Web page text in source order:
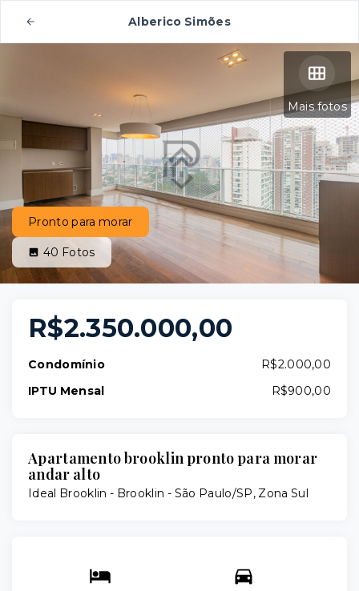
Alberico Simões
Mais fotos
Pronto para morar
40 Fotos
R$2.350.000,00
Condomínio
R$2.000,00
IPTU Mensal
R$900,00
Apartamento brooklin pronto para morar
andar alto
Ideal Brooklin - Brooklin - São Paulo/SP, Zona Sul